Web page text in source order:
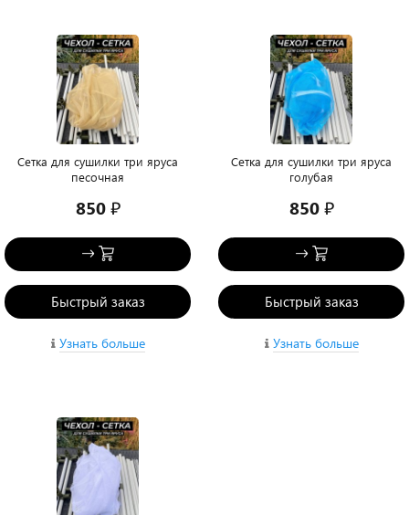
Сетка для сушилки три яруса
песочная
850 ₽
Быстрый заказ
Узнать больше
Сетка для сушилки три яруса
голубая
850 ₽
Быстрый заказ
Узнать больше